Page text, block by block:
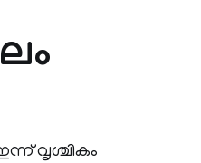
വൃശ്ചികം